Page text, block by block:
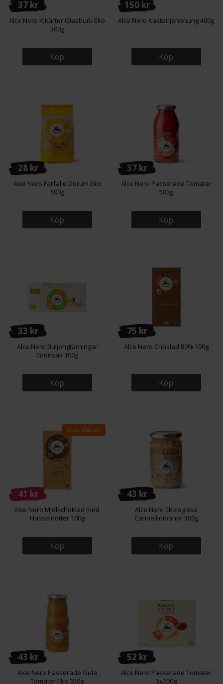
37 kr
Alce Nero Kikärter Glasburk Eko
300g
Köp
150 kr
Alce Nero Kastanjehonung 400g
Köp
28 kr
Alce Nero Farfalle Durum Eko
500g
Köp
37 kr
Alce Nero Passerade Tomater
500g
Köp
33 kr
Alce Nero Buljongtärningar
Grönsak 100g
Köp
75 kr
Alce Nero Choklad 80% 100g
Köp
41 kr
Kort datum
Alce Nero Mjölkchoklad med
Hasselnötter 100g
Köp
43 kr
Alce Nero Ekologiska
Cannellinibönor 300g
Köp
43 kr
Alce Nero Passerade Gula
Tomater Eko 350g
52 kr
Alce Nero Passerade Tomater
3x200g